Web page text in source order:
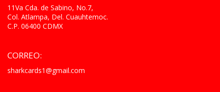
11Va Cda. de Sabino, No.7,
Col. Atlampa, Del. Cuauhtemoc.
C.P. 06400 CDMX
CORREO:
sharkcards1@gmail.com